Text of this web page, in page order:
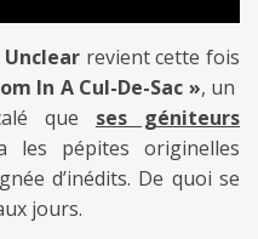
Unclear revient cette fois
In A Cul-De-Sac », un
que ses géniteurs
les pépites originelles
d’inédits. De quoi se
jours.